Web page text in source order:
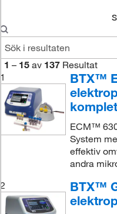
1 – 15 av 137 Resultat
1
BTX™
ECM™
System
effektiv
andra
2
BTX™